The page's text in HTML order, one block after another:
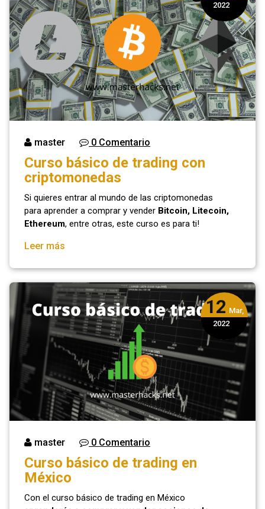
2022
master 0 Comentario
Curso básico de trading con
criptomonedas
Si quieres entrar al mundo de las criptomonedas
para aprender a comprar y vender Bitcoin, Litecoin,
Ethereum, entre otras, este curso es para ti!
Leer más
12 Mar,
2022
master 0 Comentario
Curso básico de trading en
México
Con el curso básico de trading en México